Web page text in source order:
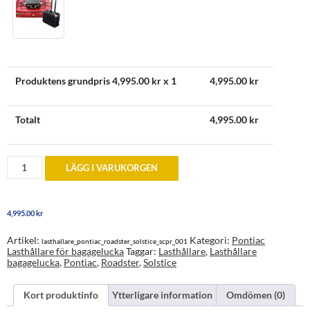
Produktens grundpris4,995.00 kr x 1 4,995.00 kr
Totalt 4,995.00 kr
Lasthållare
bagagelucka
Pontiac
2009
LÄGG I VARUKORGEN
4,995.00kr
Artikel: lasthallare_pontiac_roadster_solstice_scpr_001 Kategori: Pontiac
Lasthållare för bagageluckaTaggar: Lasthållare, Lasthållare
bagagelucka, Pontiac, Roadster,Solstice
Kort produktinfo Ytterligare information Omdömen (0)